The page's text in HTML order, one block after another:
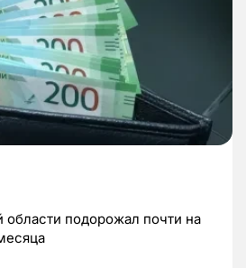
области подорожал почти на